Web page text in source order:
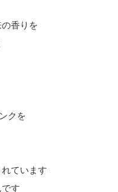
香りを
クを
ています
す